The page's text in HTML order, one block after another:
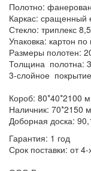
Полотно:
Каркас: сращенный
Стекло: триплекс
Упаковка: картон
Размеры полотен:
Толщина полотна:
3-слойное
Короб: 80*40*2100
Наличник: 70*2150
Доборная доска:
Гарантия: 1 год
Срок поставки: от